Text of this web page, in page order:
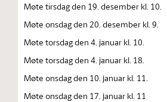
Møte tirsdag den 19. desember kl. 10.
Møte onsdag den 20. desember kl. 9.
Møte torsdag den 4. januar kl. 10.
Møte torsdag den 4. januar kl. 18.
Møte onsdag den 10. januar kl. 11.
Møte onsdag den 17. januar kl. 11